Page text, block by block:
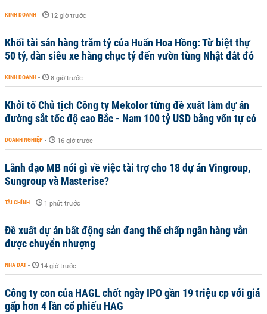
KINH DOANH - 12 giờ trước
Khối tài sản hàng trăm tỷ của Huấn Hoa Hồng: Từ biệt thự
50 tỷ, dàn siêu xe hàng chục tỷ đến vườn tùng Nhật đắt đỏ
KINH DOANH - 8 giờ trước
Khởi tố Chủ tịch Công ty Mekolor từng đề xuất làm dự án
đường sắt tốc độ cao Bắc - Nam 100 tỷ USD bằng vốn tự có
DOANH NGHIỆP - 16 giờ trước
Lãnh đạo MB nói gì về việc tài trợ cho 18 dự án Vingroup,
Sungroup và Masterise?
TÀI CHÍNH - 1 phút trước
Đề xuất dự án bất động sản đang thế chấp ngân hàng vẫn
được chuyển nhượng
NHÀ ĐẤT - 14 giờ trước
Công ty con của HAGL chốt ngày IPO gần 19 triệu cp với giá
gấp hơn 4 lần cổ phiếu HAG